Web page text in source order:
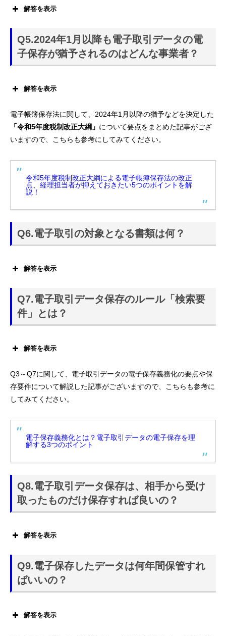
解答を表示
Q5.2024年1月以降も電子取引データの電
子保存が猶予されるのはどんな事業者？
解答を表示
きなかったことについて相当な理由があると認め、なおかつ
所轄税務署長の求めに対し、電子データと出力書面(紙)の両
方を提出できるようにしている事業者
令和5年度税制改正の大綱(2022年12月23日 閣議決
相当の理由
電子帳簿保存法に関して、2024年1月以降の猶予などを決定した
「令和5年度税制改正大綱」 について要点をまとめた記事がござ
いますので、こちらも参考にしてみてください。
令和5年度税制改正大綱による電子帳簿保存法の改正
点、経理担当者が抑えておきたい5つのポイントを解
説！
Q6.電子取引の対象となる書類は何？
解答を表示
した取引書類(納税に影響を及ぼす書類)です。
取引方法：電子メールに添付、クラウドサービス経
など
Q7.電子取引データ保存のルール「検索要
件」とは？
解答を表示
Q3～Q7に関して、電子取引データの電子保存義務化の要点や保
存要件について解説した記事がございますので、こちらも参考に
してみてください。
電子保存義務化とは？電子取引データの電子保存を理
解する3つのポイント
Q8.電子取引データ保存は、相手から受け
取ったものだけ保存すれば良いの？
解答を表示
た電子取引データについても保存の対象になります。
Q9.電子保存したデータは何年間保管すれ
ばいいの？
解答を表示